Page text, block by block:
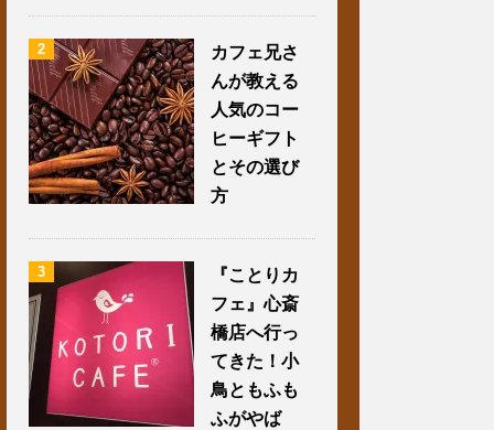
2
カフェ兄さ
んが教える
人気のコー
ヒーギフト
とその選び
方
3
『ことりカ
フェ』心斎
橋店へ行っ
てきた！小
鳥ともふも
ふがやば